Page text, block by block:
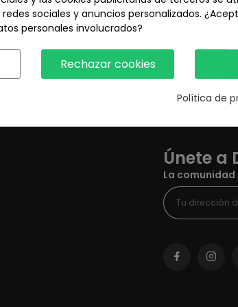
Únete a
La comunidad
sociales y anuncios personalizados.
personales involucrados?
Rechazar cookies
Política de